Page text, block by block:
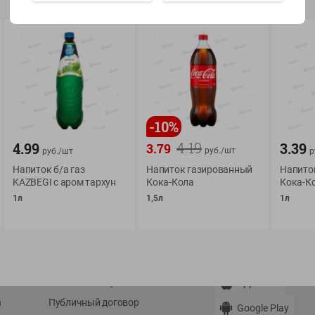
О сервисе
Условия доставки
Публичный договор
Google Play
4.99 руб./шт
Напиток б/а газ
KAZBEGI с аром тархун
1л
-10%
4.19
3.79 руб./шт
Напиток газированный
Кока-Кола
1,5л
3.39
Кока-
1л